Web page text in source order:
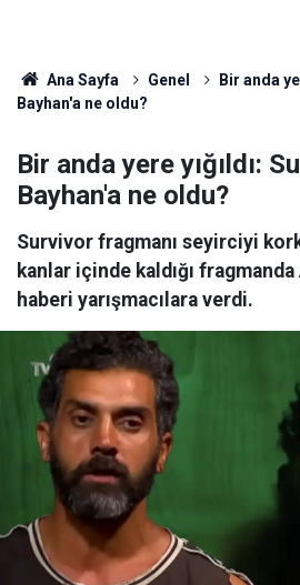
Ana Sayfa Genel
Bir anda
Bayhan'a ne oldu?
Bir anda yere yığıldı:
Bayhan'a ne oldu?
Survivor fragmanı seyirciyi
kanlar içinde kaldığı
haberi yarışmacılara verdi.